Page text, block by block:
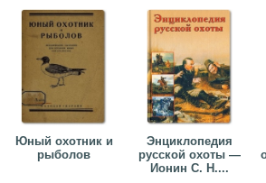
Юный охотник и
рыболов
Энциклопедия
русской охоты —
Ионин С. Н....